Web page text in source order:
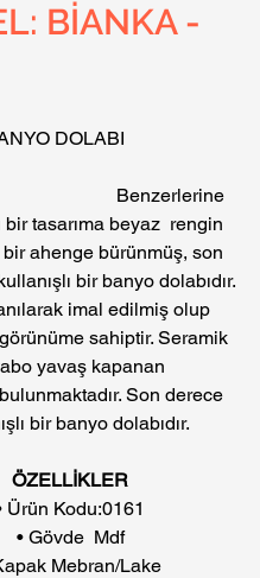
BİANKA -
BANYO DOLABI
bir tasarıma beyaz rengin
ahenge bürünmüş, son
bir banyo dolabıdır.
imal edilmiş olup
sahiptir. Seramik
yavaş kapanan
Son derece
bir banyo dolabıdır.
ÖZELLİKLER
Ürün Kodu:0161
• Gövde Mdf
Mebran/Lake